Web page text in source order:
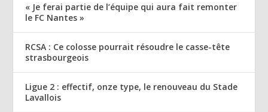
« Je ferai partie de l’équipe qui aura fait remonter
le FC Nantes »
RCSA : Ce colosse pourrait résoudre le casse-tête
strasbourgeois
Ligue 2 : effectif, onze type, le renouveau du Stade
Lavallois